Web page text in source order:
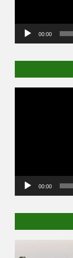
00:00
00:00